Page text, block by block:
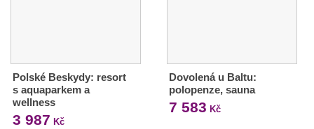
Polské Beskydy: resort
s aquaparkem a
wellness
3 987 Kč
Dovolená u Baltu:
polopenze, sauna
7 583 Kč